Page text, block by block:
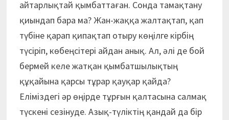
айтарлықтай қымбаттаған. Сонда тамақтану
қиындап бара ма? Жан-жаққа жалтақтап, қап
түбіне қарап қипақтап отыру көңілге кірбің
түсіріп, көбеңсітері айдан анық. Ал, әлі де бой
бермей келе жатқан қымбатшылықтың
құқайына қарсы тұрар қауқар қайда?
Еліміздегі әр өңірде тұрғын қалтасына салмақ
түскені сезінуде. Азық-түліктің қандай да бір